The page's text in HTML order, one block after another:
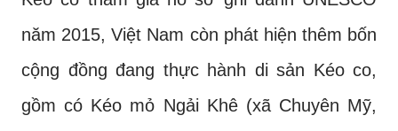
năm 2015, Việt Nam còn phát hiện thêm bốn
cộng đồng đang thực hành di sản Kéo co,
gồm có Kéo mỏ Ngải Khê (xã Chuyên Mỹ,